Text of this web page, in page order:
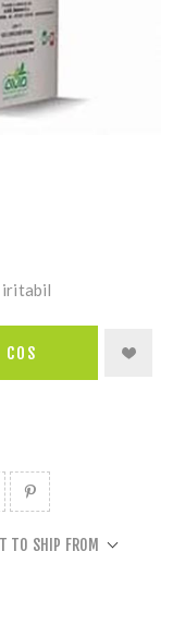
TO SHIP FROM